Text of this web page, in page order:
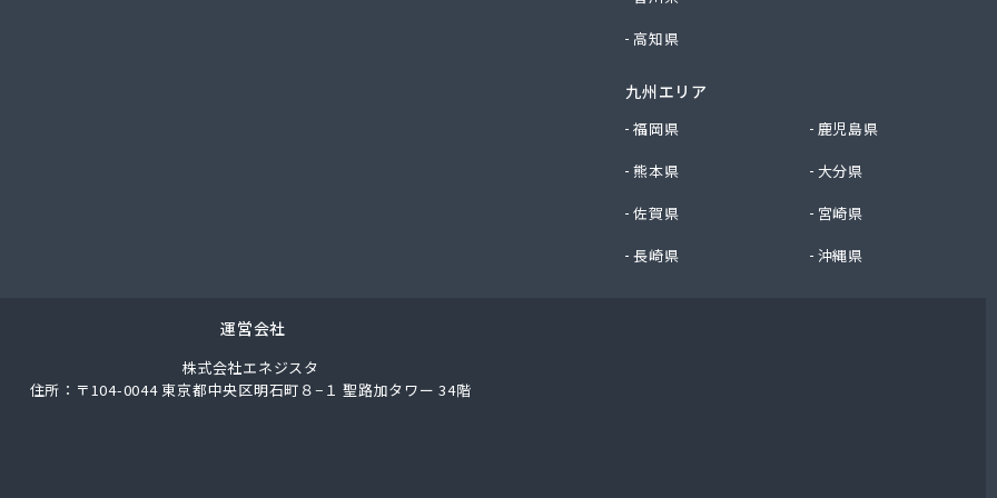
パンガス有限会社
高知県
九州エリア
福岡県
鹿児島県
熊本県
大分県
佐賀県
宮崎県
長崎県
沖縄県
運営会社
株式会社エネジスタ
住所：〒104-0044 東京都中央区明石町８−１ 聖路加タワー 34階